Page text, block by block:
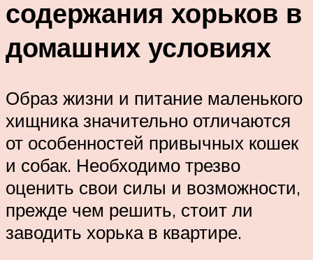
содержания хорьков в
домашних условиях
Образ жизни и питание маленького
хищника значительно отличаются
от особенностей привычных кошек
и собак. Необходимо трезво
оценить свои силы и возможности,
прежде чем решить, стоит ли
заводить хорька в квартире.